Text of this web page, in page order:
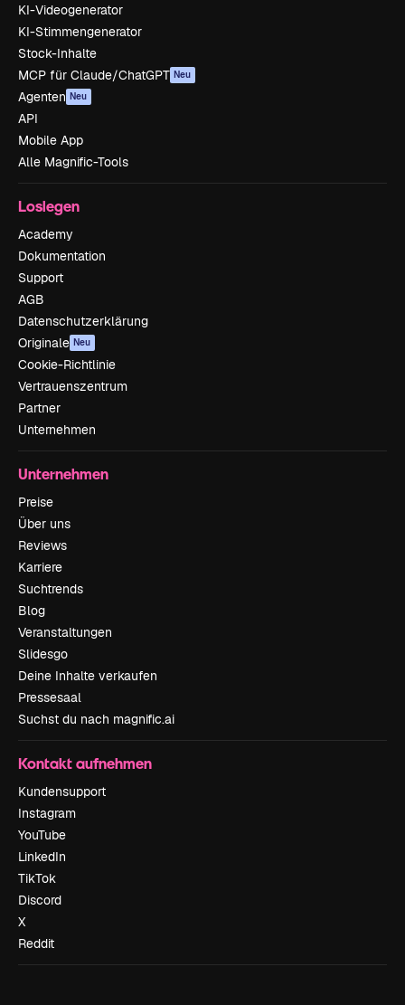
KI-Videogenerator
KI-Stimmengenerator
Stock-Inhalte
MCP für Claude/ChatGPT Neu
Agenten Neu
API
Mobile App
Alle Magnific-Tools
Loslegen
Academy
Dokumentation
Support
AGB
Datenschutzerklärung
Originale Neu
Cookie-Richtlinie
Vertrauenszentrum
Partner
Unternehmen
Unternehmen
Preise
Über uns
Reviews
Karriere
Suchtrends
Blog
Veranstaltungen
Slidesgo
Deine Inhalte verkaufen
Pressesaal
Suchst du nach magnific.ai
Kontakt aufnehmen
Kundensupport
Instagram
YouTube
LinkedIn
TikTok
Discord
X
Reddit